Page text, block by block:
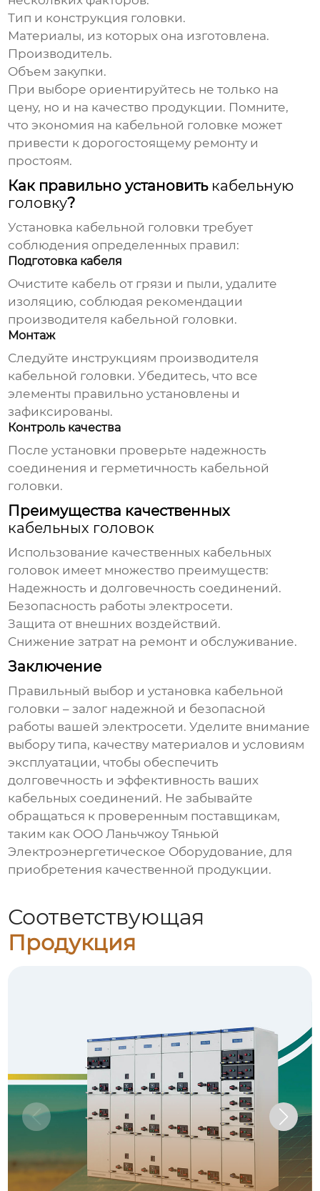
Тип и конструкция головки.
Материалы, из которых она изготовлена.
Производитель.
Объем закупки.
При выборе ориентируйтесь не только на
цену, но и на качество продукции. Помните,
что экономия на кабельной головке может
привести к дорогостоящему ремонту и
простоям.
Как правильно установить кабельную
головку?
Установка кабельной головки требует
соблюдения определенных правил:
Подготовка кабеля
Очистите кабель от грязи и пыли, удалите
изоляцию, соблюдая рекомендации
производителя кабельной головки.
Монтаж
Следуйте инструкциям производителя
кабельной головки. Убедитесь, что все
элементы правильно установлены и
зафиксированы.
Контроль качества
После установки проверьте надежность
соединения и герметичность кабельной
головки.
Преимущества качественных
кабельных головок
Использование качественных кабельных
головок имеет множество преимуществ:
Надежность и долговечность соединений.
Безопасность работы электросети.
Защита от внешних воздействий.
Снижение затрат на ремонт и обслуживание.
Заключение
Правильный выбор и установка кабельной
головки – залог надежной и безопасной
работы вашей электросети. Уделите внимание
выбору типа, качеству материалов и условиям
эксплуатации, чтобы обеспечить
долговечность и эффективность ваших
кабельных соединений. Не забывайте
обращаться к проверенным поставщикам,
таким как ООО Ланьчжоу Тяньюй
Электроэнергетическое Оборудование, для
приобретения качественной продукции.
Соответствующая
Продукция